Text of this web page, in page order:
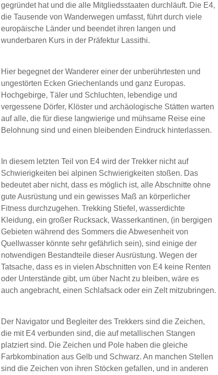
gegründet hat und die alle Mitgliedsstaaten durchläuft. Die E4,
die Tausende von Wanderwegen umfasst, führt durch viele
europäische Länder und beendet ihren langen und
wunderbaren Kurs in der Präfektur Lassithi.
Hier begegnet der Wanderer einer der unberührtesten und
ungestörten Ecken Griechenlands und ganz Europas.
Hochgebirge, Täler und Schluchten, lebendige und
vergessene Dörfer, Klöster und archäologische Stätten warten
auf alle, die für diese langwierige und mühsame Reise eine
Belohnung sind und einen bleibenden Eindruck hinterlassen.
In diesem letzten Teil von E4 wird der Trekker nicht auf
Schwierigkeiten bei alpinen Schwierigkeiten stoßen. Das
bedeutet aber nicht, dass es möglich ist, alle Abschnitte ohne
gute Ausrüstung und ein gewisses Maß an körperlicher
Fitness durchzugehen. Trekking Stiefel, wasserdichte
Kleidung, ein großer Rucksack, Wasserkantinen, (in bergigen
Gebieten während des Sommers die Abwesenheit von
Quellwasser könnte sehr gefährlich sein), sind einige der
notwendigen Bestandteile dieser Ausrüstung. Wegen der
Tatsache, dass es in vielen Abschnitten von E4 keine Renten
oder Unterstände gibt, um über Nacht zu bleiben, wäre es
auch angebracht, einen Schlafsack oder ein Zelt mitzubringen.
Der Navigator und Begleiter des Trekkers sind die Zeichen,
die mit E4 verbunden sind, die auf metallischen Stangen
platziert sind. Die Zeichen und Pole haben die gleiche
Farbkombination aus Gelb und Schwarz. An manchen Stellen
sind die Zeichen von ihren Stöcken gefallen, und in anderen